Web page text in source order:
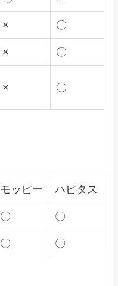
× 〇
× 〇
× 〇
モッピー ハピタス
〇 〇
〇 〇